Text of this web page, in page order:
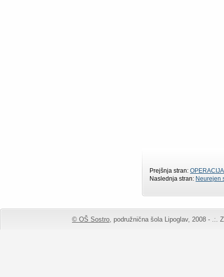
Prejšnja stran:
Naslednja stran: Neurejen
© OŠ Sostro, podružnična šola Lipoglav, 2008 - .:.